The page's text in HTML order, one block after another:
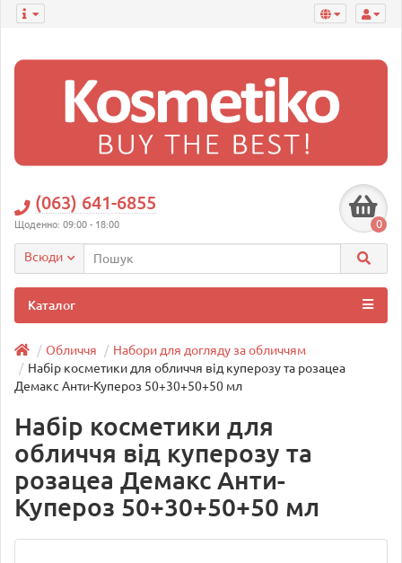
(063) 641-6855
Щоденно: 09:00 - 18:00 0
Всюди
Каталог
Обличчя
Набори для догляду за обличчям
Набір косметики для обличчя від куперозу та розацеа
Демакс Анти-Купероз 50+30+50+50 мл
Набір косметики для
обличчя від куперозу та
розацеа Демакс Анти-
Купероз 50+30+50+50 мл